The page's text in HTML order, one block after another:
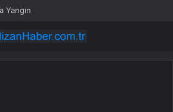
Yangın